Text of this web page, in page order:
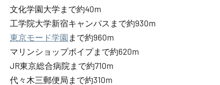
文化学園大学まで約40m
工学院大学新宿キャンパスまで約930m
東京モード学園 まで約960m
マリンショップポイプまで約620m
JR東京総合病院まで約710m
代々木三郵便局まで約310m